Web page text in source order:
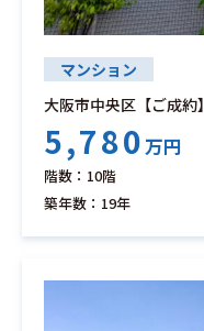
マンション
大阪市中央区【ご成約】
5,780万円
階数：10階
築年数：19年